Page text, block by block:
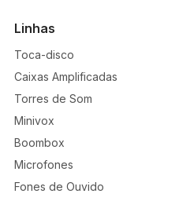
Linhas
Toca-disco
Caixas Amplificadas
Torres de Som
Minivox
Boombox
Microfones
Fones de Ouvido